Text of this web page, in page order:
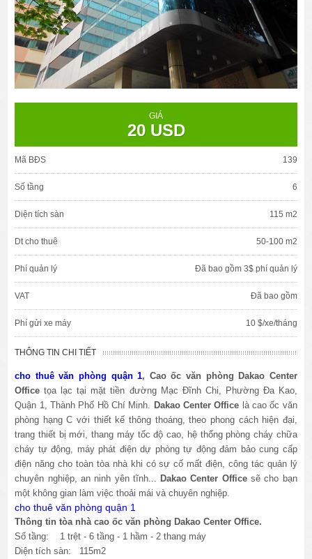
GIÁ
20 USD
Mã BĐS 139
Số tầng 6
Diện tích sàn 115 m2
Dt cho thuê 50-100 m2
Phí quản lý Đã bao gồm 3$ phí quản lý
VAT Đã bao gồm
Phí gửi xe máy 10 $/xe/tháng
THÔNG TIN CHI TIẾT
cho thuê văn phòng quận 1, Cao ốc văn phòng Dakao Center
Office tọa lạc tại mặt tiền đường Mạc Đĩnh Chi, Phường Đa Kao,
Quận 1, Thành Phố Hồ Chí Minh.
Dakao Center Office là cao ốc văn
phòng hạng C với thiết kế thông thoáng, theo phong cách hiện đại,
trang thiết bị mới, thang máy tốc độ cao, hệ thống phòng cháy chữa
cháy tự động, máy phát điện dự phòng tự động đảm bảo cung cấp
điện năng cho toàn tòa nhà khi có sự cố mất điện, công tác quản lý
chuyên nghiệp, an ninh yên tĩnh...
Dakao Center Officesẽ cho bạn
một không gian làm việc thoải mái và chuyên nghiệp.
cho thuê văn phòng quận 1
Thông tin tòa nhà cao ốc văn phòng Dakao Center Office.
Số tầng: 1 trệt - 6 tầng - 1 hầm - 2 thang máy
Diện tích sàn: 115m2